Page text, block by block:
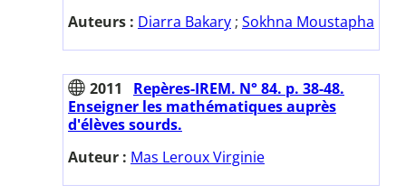
Auteurs : Diarra Bakary ; Sokhna Moustapha
2011
Repères-IREM. N° 84. p. 38-48.
Enseigner les mathématiques auprès
d'élèves sourds.
Auteur : Mas Leroux Virginie